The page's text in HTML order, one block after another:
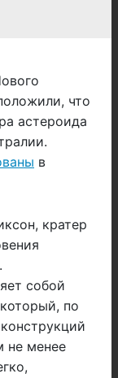
что
астероида
в
кратер
собой
по
не менее